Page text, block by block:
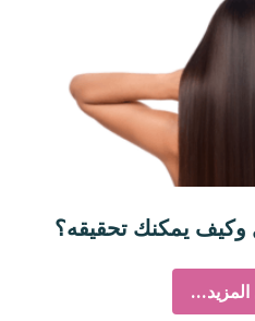
وكيف يمكنك تحقيقه؟